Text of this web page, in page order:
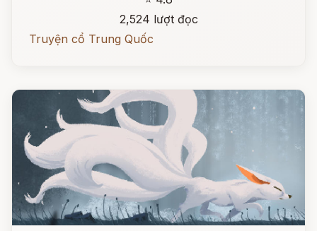
2,524 lượt đọc
Truyện cổ Trung Quốc